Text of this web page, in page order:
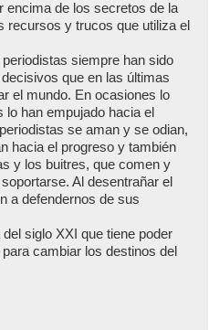
encima de los secretos de la
recursos y trucos que utiliza el
siempre han sido
que en las últimas
el mundo. En ocasiones lo
lo han empujado hacia el
se aman y se odian,
hacia el progreso y también
y los buitres, que comen y
Al desentrañar el
a defendernos de sus
siglo XXI que tiene poder
cambiar los destinos del